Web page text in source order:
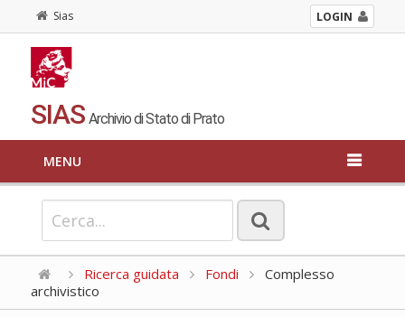
Sias LOGIN
SIAS Archivio di Stato di Prato
MENU
Ricerca guidata Fondi
Complesso
archivistico